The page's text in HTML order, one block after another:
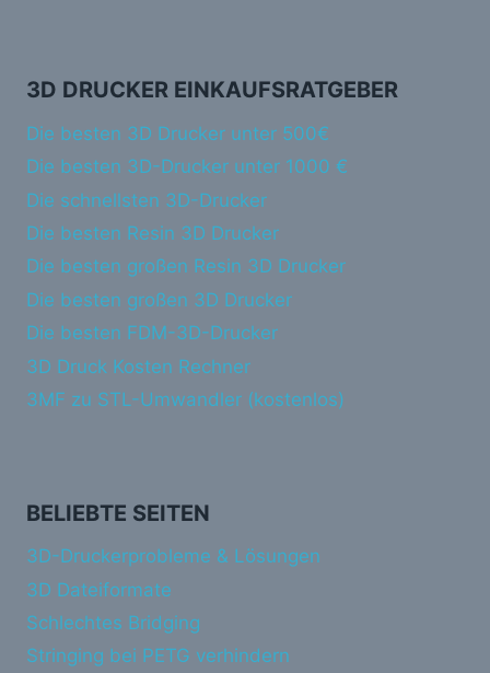
3D DRUCKER EINKAUFSRATGEBER
Die besten 3D Drucker unter 500€
Die besten 3D-Drucker unter 1000 €
Die schnellsten 3D-Drucker
Die besten Resin 3D Drucker
Die besten großen Resin 3D Drucker
Die besten großen 3D Drucker
Die besten FDM-3D-Drucker
3D Druck Kosten Rechner
3MF zu STL-Umwandler (kostenlos)
BELIEBTE SEITEN
3D-Druckerprobleme & Lösungen
3D Dateiformate
Schlechtes Bridging
Stringing bei PETG verhindern